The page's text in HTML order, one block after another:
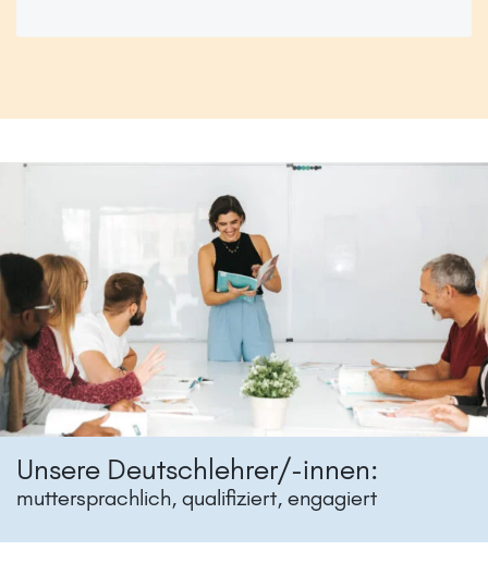
Unsere Deutschlehrer/-innen:
muttersprachlich, qualifiziert, engagiert